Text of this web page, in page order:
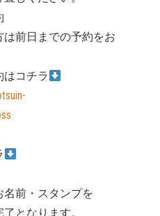
前日までの予約をお
はコチラ
前・スタンプを
となります。